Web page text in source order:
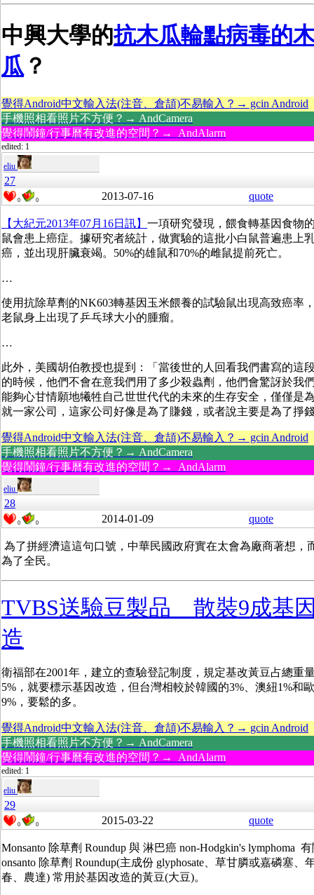
中興大學的抗木瓜輪點病毒的
瓜 ？
覺得Android中文輸入法(注音、倉頡)不易輸入？→ gcin Android
手機照相看照片不方便？→ AndCamera
覺得鬧鐘/行事曆有改進的空間？→ AndAlarm
edited: 1
eliu
27
0 0 2013-07-16 quote
【大紀元2013年07月16日訊】 一項研究發現，餵食轉基因食物
鼠會患上癌症。據研究者統計，做實驗的這批小白鼠普遍患上
癌，並出現肝臟衰竭。50%的雄鼠和70%的雌鼠提前死亡。
…
使用抗除草劑的NK603轉基因玉米餵養的試驗鼠出現高致癌率
老鼠身上出現了乒乓球大小的腫瘤。
…
此外，美國胡伯教授也提到：「當後世的人回看我們書寫的這
的時候，他們不會在意我們用了多少殺蟲劑，他們會驚訝於我
能夠心甘情願地犧牲自己世世代代的未來的生存安全，僅僅是
就一家公司，這家公司好像是為了賺錢，或者說主要是為了掙
覺得Android中文輸入法(注音、倉頡)不易輸入？→ gcin Android
手機照相看照片不方便？→ AndCamera
覺得鬧鐘/行事曆有改進的空間？→ AndAlarm
eliu
28
0 0 2014-01-09 quote
為了拼經濟這這句口號，中華民國政府實在太會為廠商著想，
為了全民。
TVBS送驗豆製品 散裝9成基
造
衛福部在2001年，建立的查驗登記制度，規定基改黃豆占總重
5%，就要標示基因改造，但台灣相較於韓國的3%、澳紐1%和
9%，要鬆的多。
覺得Android中文輸入法(注音、倉頡)不易輸入？→ gcin Android
手機照相看照片不方便？→ AndCamera
覺得鬧鐘/行事曆有改進的空間？→ AndAlarm
edited: 1
eliu
29
0 0 2015-03-22 quote
Monsanto 除草劑 Roundup 與 淋巴癌 non-Hodgkin's lymphoma
onsanto 除草劑 Roundup(主成份 glyphosate、草甘膦或嘉磷塞、
春、農達) 常用於基因改造的黃豆(大豆)。